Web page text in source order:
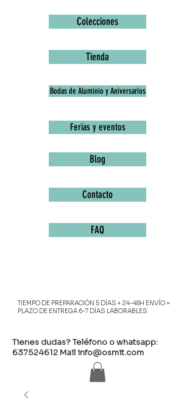
Colecciones
Tienda
Bodas de Aluminio y Aniversarios
Ferias y eventos
Blog
Contacto
FAQ
TIEMPO DE PREPARACIÓN 5 DÍAS + 24-48H ENVÍO =
PLAZO DE ENTREGA 6-7 DÍAS LABORABLES
Tienes dudas? Teléfono o whatsapp:
637524612 Mail info@osmit.com